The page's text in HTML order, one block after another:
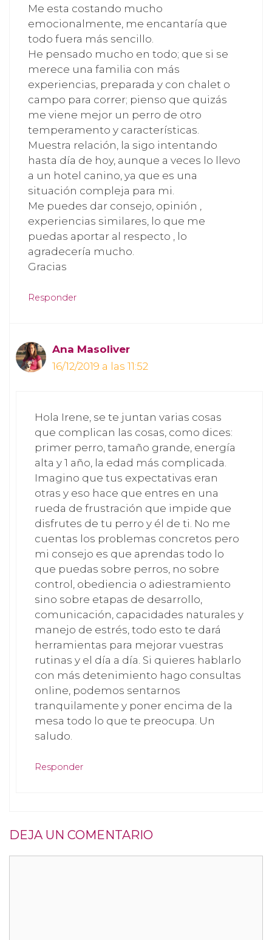
Me esta costando mucho
emocionalmente, me encantaría que
todo fuera más sencillo.
He pensado mucho en todo; que si se
merece una familia con más
experiencias, preparada y con chalet o
campo para correr; pienso que quizás
me viene mejor un perro de otro
temperamento y características.
Muestra relación, la sigo intentando
hasta día de hoy, aunque a veces lo llevo
a un hotel canino, ya que es una
situación compleja para mi.
Me puedes dar consejo, opinión ,
experiencias similares, lo que me
puedas aportar al respecto , lo
agradecería mucho.
Gracias
Responder
Ana Masoliver
16/12/2019 a las 11:52
Hola Irene, se te juntan varias cosas
que complican las cosas, como dices:
primer perro, tamaño grande, energía
alta y 1 año, la edad más complicada.
Imagino que tus expectativas eran
otras y eso hace que entres en una
rueda de frustración que impide que
disfrutes de tu perro y él de ti. No me
cuentas los problemas concretos pero
mi consejo es que aprendas todo lo
que puedas sobre perros, no sobre
control, obediencia o adiestramiento
sino sobre etapas de desarrollo,
comunicación, capacidades naturales y
manejo de estrés, todo esto te dará
herramientas para mejorar vuestras
rutinas y el día a día. Si quieres hablarlo
con más detenimiento hago consultas
online, podemos sentarnos
tranquilamente y poner encima de la
mesa todo lo que te preocupa. Un
saludo.
Responder
DEJA UN COMENTARIO